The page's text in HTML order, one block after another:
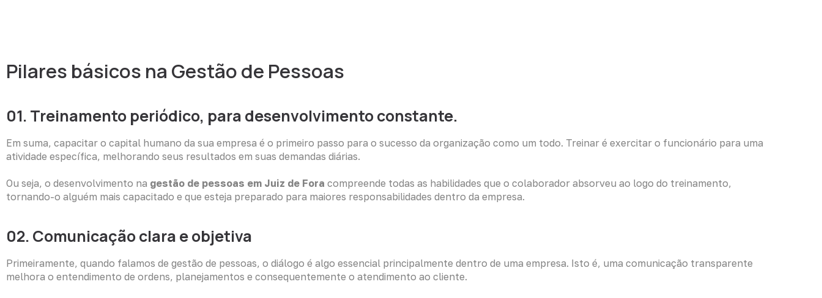
Pilares básicos na Gestão de Pessoas
01. Treinamento periódico, para desenvolvimento constante.
Em suma, capacitar o capital humano da sua empresa é o primeiro passo para o sucesso da organização como um todo. Treinar é exercitar o funcionário para uma
atividade específica, melhorando seus resultados em suas demandas diárias.
Ou seja, o desenvolvimento na gestão de pessoas em Juiz de Fora compreende todas as habilidades que o colaborador absorveu ao logo do treinamento,
tornando-o alguém mais capacitado e que esteja preparado para maiores responsabilidades dentro da empresa.
02. Comunicação clara e objetiva
Primeiramente, quando falamos de gestão de pessoas, o diálogo é algo essencial principalmente dentro de uma empresa. Isto é, uma comunicação transparente
melhora o entendimento de ordens, planejamentos e consequentemente o atendimento ao cliente.